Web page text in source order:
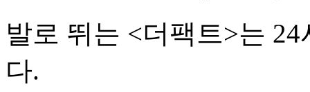
발로 뛰는 <더팩트>는
다.